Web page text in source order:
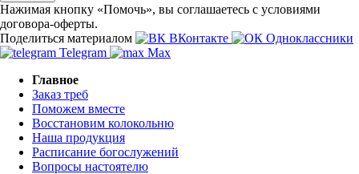
Нажимая кнопку «Помочь», вы соглашаетесь с условиями
договора-оферты.
Поделиться материалом
ВКонтакте
Одноклассники
Telegram
Max
Главное
Заказ треб
Поможем вместе
Восстановим колокольню
Наша продукция
Расписание богослужений
Вопросы настоятелю